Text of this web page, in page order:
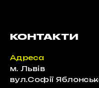
КОНТАКТИ
Адреса
м. Львів
вул.Софії